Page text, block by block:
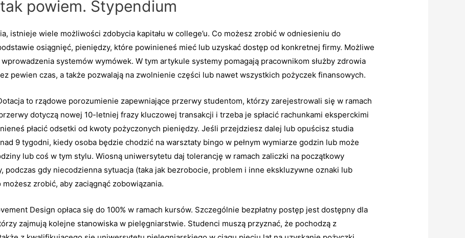
powiem. Stypendium
istnieje wiele możliwości zdobycia kapitału w college’u. Co możesz zrobić w odniesieniu do
osiągnięć, pieniędzy, które powinieneś mieć lub uzyskać dostęp od konkretnej firmy. Możliwe
systemów wymówek. W tym artykule systemy pomagają pracownikom służby zdrowia
pewien czas, a także pozwalają na zwolnienie części lub nawet wszystkich pożyczek finansowych.
to rządowe porozumienie zapewniające przerwy studentom, którzy zarejestrowali się w ramach
dotyczą nowej 10-letniej frazy kluczowej transakcji i trzeba je spłacić rachunkami eksperckimi
płacić odsetki od kwoty pożyczonych pieniędzy. Jeśli przejdziesz dalej lub opuścisz studia
9 tygodni, kiedy osoba będzie chodzić na warsztaty bingo w pełnym wymiarze godzin lub może
lub coś w tym stylu. Wiosną uniwersytetu daj tolerancję w ramach zaliczki na początkowy
podczas gdy niecodzienna sytuacja (taka jak bezrobocie, problem i inne ekskluzywne oznaki lub
zrobić, aby zaciągnąć zobowiązania.
Design opłaca się do 100% w ramach kursów. Szczególnie bezpłatny postęp jest dostępny dla
zajmują kolejne stanowiska w pielęgniarstwie. Studenci muszą przyznać, że pochodzą z